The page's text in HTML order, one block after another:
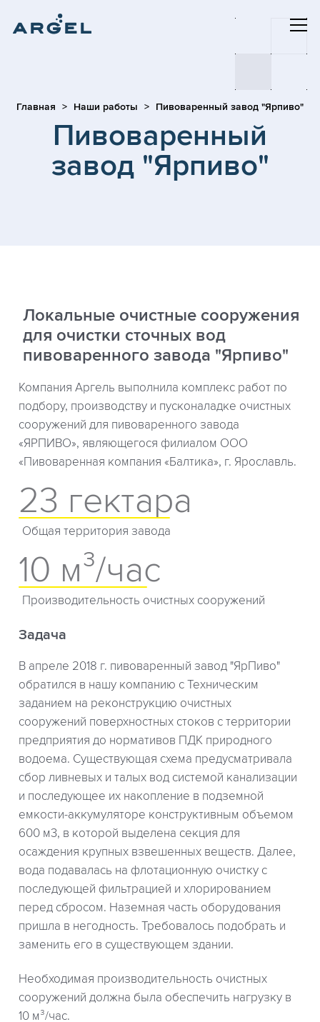
Главная Наши работы Пивоваренный завод "Ярпиво"
Пивоваренный
завод "Ярпиво"
Локальные очистные сооружения
для очистки сточных вод
пивоваренного завода "Ярпиво"
Компания Аргель выполнила комплекс работ по
подбору, производству и пусконаладке очистных
сооружений для пивоваренного завода
«ЯРПИВО», являющегося филиалом ООО
«Пивоваренная компания «Балтика», г. Ярославль.
23 гектара
Общая территория завода
10 м³/час
Производительность очистных сооружений
Задача
В апреле 2018 г. пивоваренный завод "ЯрПиво"
обратился в нашу компанию с Техническим
заданием на реконструкцию очистных
сооружений поверхностных стоков с территории
предприятия до нормативов ПДК природного
водоема. Существующая схема предусматривала
сбор ливневых и талых вод системой канализации
и последующее их накопление в подземной
емкости-аккумуляторе конструктивным объемом
600 м3, в которой выделена секция для
осаждения крупных взвешенных веществ. Далее,
вода подавалась на флотационную очистку с
последующей фильтрацией и хлорированием
перед сбросом. Наземная часть оборудования
пришла в негодность. Требовалось подобрать и
заменить его в существующем здании.
Необходимая производительность очистных
сооружений должна была обеспечить нагрузку в
10 м³/час.